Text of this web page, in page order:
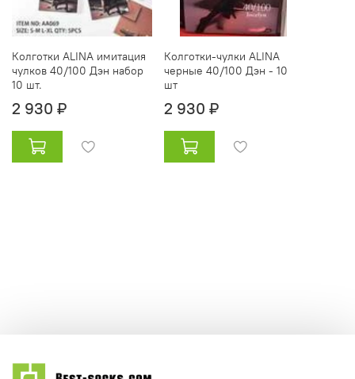
Колготки ALINA имитация
чулков 40/100 Дэн набор
10 шт.
2 930 ₽
Колготки-чулки ALINA
черные 40/100 Дэн - 10
шт
2 930 ₽